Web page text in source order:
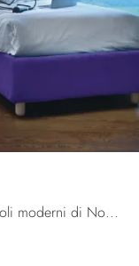
Clicca e ottieni informazioni sui Letti singoli moderni di Noctis! Il modello Sommier in tessuto ti attende.